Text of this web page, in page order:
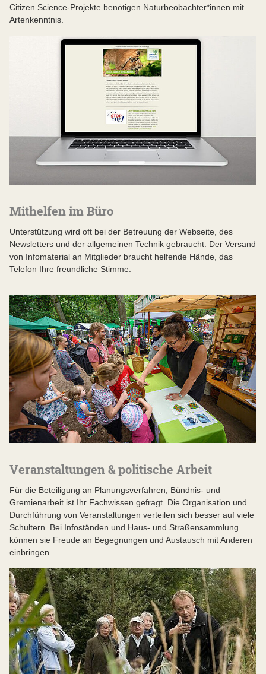
Citizen Science-Projekte benötigen Naturbeobachter*innen mit
Artenkenntnis.
Mithelfen im Büro
Unterstützung wird oft bei der Betreuung der Webseite, des
Newsletters und der allgemeinen Technik gebraucht. Der Versand
von Infomaterial an Mitglieder braucht helfende Hände, das
Telefon Ihre freundliche Stimme.
Veranstaltungen & politische Arbeit
Für die Beteiligung an Planungsverfahren, Bündnis- und
Gremienarbeit ist Ihr Fachwissen gefragt. Die Organisation und
Durchführung von Veranstaltungen verteilen sich besser auf viele
Schultern. Bei Infoständen und Haus- und Straßensammlung
können sie Freude an Begegnungen und Austausch mit Anderen
einbringen.